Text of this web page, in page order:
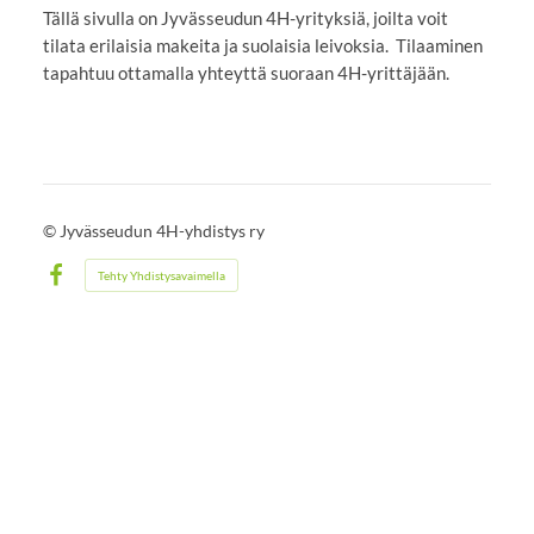
Tällä sivulla on Jyvässeudun 4H-yrityksiä, joilta voit
tilata erilaisia makeita ja suolaisia leivoksia. Tilaaminen
tapahtuu ottamalla yhteyttä suoraan 4H-yrittäjään.
© Jyvässeudun 4H-yhdistys ry
Facebook
Tehty Yhdistysavaimella